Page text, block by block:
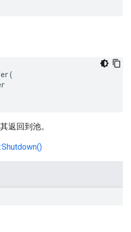
(
返回到池。